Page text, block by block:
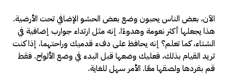
الآن، بعض الناس يحبون وضع بعض الحشو الإضافي تحت الأرضية.
هذا يجعلها أكثر نعومة وهدوءًا. إنه مثل ارتداء جوارب إضافية في
الشتاء، كما تعلم؟ إنه يحافظ على دفء قدميك وراحتهما. إذا كنت
تريد القيام بذلك، فعليك وضعها قبل البدء في وضع الألواح. فقط
قم بفردها ولصقها معًا. الأمر سهل للغاية.